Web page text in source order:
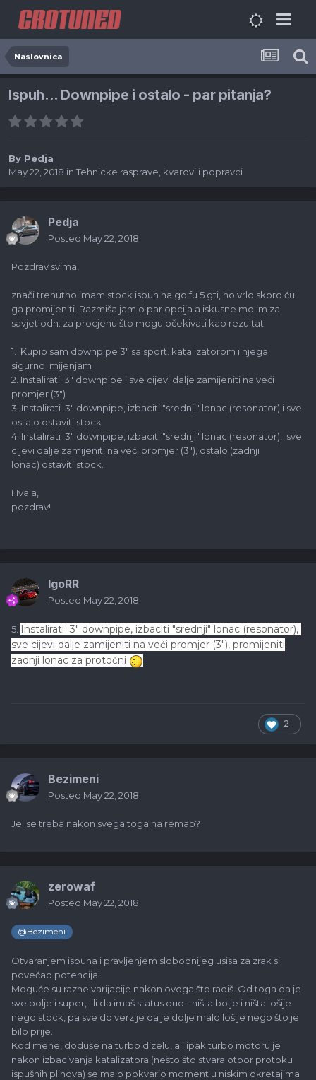
Naslovnica
Ispuh... Downpipe i ostalo - par pitanja?
By Pedja
May 22, 2018 in Tehnicke rasprave, kvarovi i popravci
Pedja
Posted May 22, 2018
Pozdrav svima,
znači trenutno imam stock ispuh na golfu 5 gti, no vrlo skoro ću
ga promijeniti. Razmišaljam o par opcija a iskusne molim za
savjet odn. za procjenu što mogu očekivati kao rezultat:
1. Kupio sam downpipe 3" sa sport. katalizatorom i njega
sigurno mijenjam
2. Instalirati 3" downpipe i sve cijevi dalje zamijeniti na veći
promjer (3")
3. Instalirati 3" downpipe, izbaciti "srednji" lonac (resonator) i sve
ostalo ostaviti stock
4. Instalirati 3" downpipe, izbaciti "srednji" lonac (resonator), sve
cijevi dalje zamijeniti na veći promjer (3"), ostalo (zadnji
lonac) ostaviti stock.
Hvala,
pozdrav!
IgoRR
Posted May 22, 2018
5.
Instalirati 3" downpipe, izbaciti "srednji" lonac (resonator),
sve cijevi dalje zamijeniti na veći promjer (3"), promijeniti
zadnji lonac za protočni
2
Bezimeni
Posted May 22, 2018
Jel se treba nakon svega toga na remap?
zerowaf
Posted May 22, 2018
@Bezimeni
Otvaranjem ispuha i pravljenjem slobodnijeg usisa za zrak si
povećao potencijal.
Moguće su razne varijacije nakon ovoga što radiš. Od toga da je
sve bolje i super, ili da imaš status quo - ništa bolje i ništa lošije
nego stock, pa sve do verzije da je dolje malo lošije nego što je
bilo prije.
Kod mene, doduše na turbo dizelu, ali ipak turbo motoru je
nakon izbacivanja katalizatora (nešto što stvara otpor protoku
ispušnih plinova) se malo pokvario moment u niskim okretajima